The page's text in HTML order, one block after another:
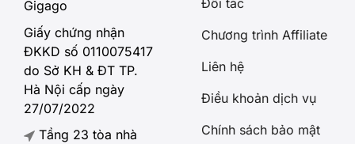
Gigago
Giấy chứng nhận
ĐKKD số 0110075417
do Sở KH & ĐT TP.
Hà Nội cấp ngày
27/07/2022
Tầng 23 tòa nhà
Chương trình Affiliate
Liên hệ
Điều khoản dịch vụ
Chính sách bảo mật